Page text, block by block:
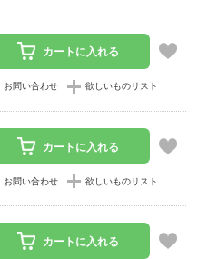
カートに入れる
お問い合わせ 欲しいものリスト
カートに入れる
お問い合わせ 欲しいものリスト
カートに入れる